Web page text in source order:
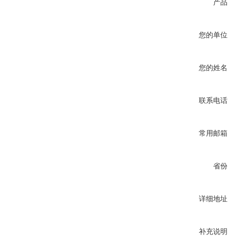
产
您的单位
您的姓名
联系电话
常用邮箱
省份
详细地址
补充说明